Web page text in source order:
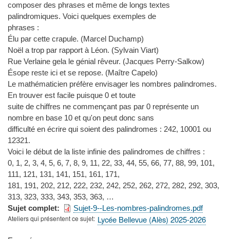
composer des phrases et même de longs textes
palindromiques. Voici quelques exemples de
phrases :
Élu par cette crapule. (Marcel Duchamp)
Noël a trop par rapport à Léon. (Sylvain Viart)
Rue Verlaine gela le génial rêveur. (Jacques Perry-Salkow)
Ésope reste ici et se repose. (Maître Capelo)
Le mathématicien préfère envisager les nombres palindromes.
En trouver est facile puisque 0 et toute
suite de chiffres ne commençant pas par 0 représente un
nombre en base 10 et qu'on peut donc sans
difficulté en écrire qui soient des palindromes : 242, 10001 ou
12321.
Voici le début de la liste infinie des palindromes de chiffres :
0, 1, 2, 3, 4, 5, 6, 7, 8, 9, 11, 22, 33, 44, 55, 66, 77, 88, 99, 101,
111, 121, 131, 141, 151, 161, 171,
181, 191, 202, 212, 222, 232, 242, 252, 262, 272, 282, 292, 303,
313, 323, 333, 343, 353, 363, …
Sujet complet
Sujet-9--Les-nombres-palindromes.pdf
Ateliers qui présentent ce sujet Lycée Bellevue (Alès) 2025-2026